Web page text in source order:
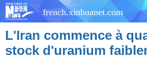
french.xinhuanet.com
L'Iran commence à
stock d'uranium